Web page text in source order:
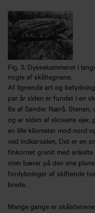
Fig. 3. Dyssekammeret i
nogle af skåltegnene.
Af lignende art og
par år siden er fundet i en
8a af Sønder Nærå. Stenen,
og er siden af skovens ejer,
en lille kilometer mod nord
ved indkørselen. Det er en
finkornet granit med
sten bærer på den ene
fordybninger af skiftende
brede.
Mange gange er